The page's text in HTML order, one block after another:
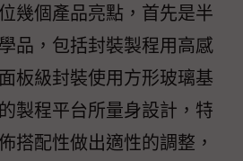
幾個產品亮點，首先是半
品，包括封裝製程用高感
板級封裝使用方形玻璃基
製程平台所量身設計，特
搭配性做出適性的調整，